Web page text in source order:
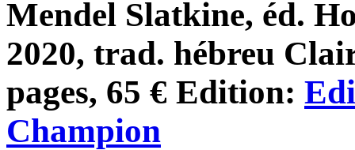
Mendel Slatkine, éd.
2020, trad. hébreu
pages, 65 € Edition:
Champion